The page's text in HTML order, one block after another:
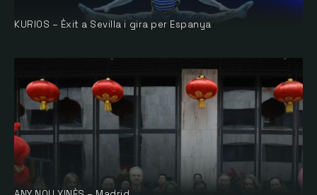
KURIOS – Èxit a Sevilla i gira per Espanya